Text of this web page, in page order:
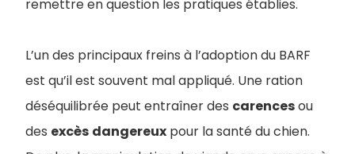
remettre en question les pratiques établies.
L’un des principaux freins à l’adoption du BARF
est qu’il est souvent mal appliqué. Une ration
déséquilibrée peut entraîner des carencesou
des excès dangereux pour la santé du chien.